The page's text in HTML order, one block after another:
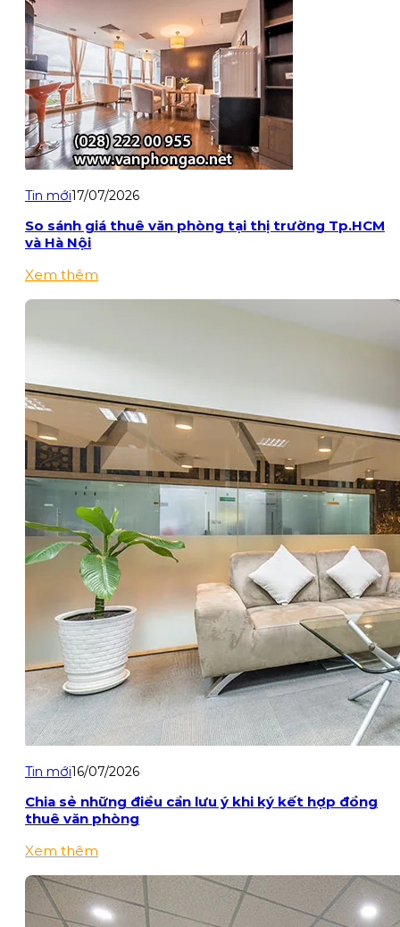
Tin mới17/07/2026
So sánh giá thuê văn phòng tại thị trường Tp.HCM
và Hà Nội
Xem thêm
Tin mới16/07/2026
Chia sẻ những điều cần lưu ý khi ký kết hợp đồng
thuê văn phòng
Xem thêm